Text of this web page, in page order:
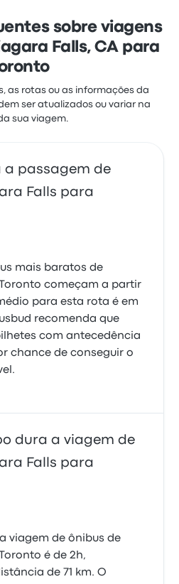
sobre viagens
Falls, CA para
as rotas ou as informações da
ser atualizados ou variar na
sua viagem.
a passagem de
Falls para
mais baratos de
começam a partir
para esta rota é em
recomenda que
com antecedência
chance de conseguir o
dura a viagem de
Falls para
viagem de ônibus de
é de 2h,
de 71 km. O